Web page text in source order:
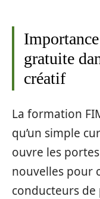
gratuite
créatif
La formation
qu’un simple
ouvre les
nouvelles pour
conducteurs